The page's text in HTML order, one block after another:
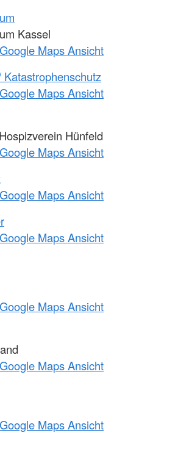
Kassel
Maps Ansicht
Katastrophenschutz
Maps Ansicht
Hünfeld
Maps Ansicht
Maps Ansicht
Maps Ansicht
Maps Ansicht
Maps Ansicht
Maps Ansicht